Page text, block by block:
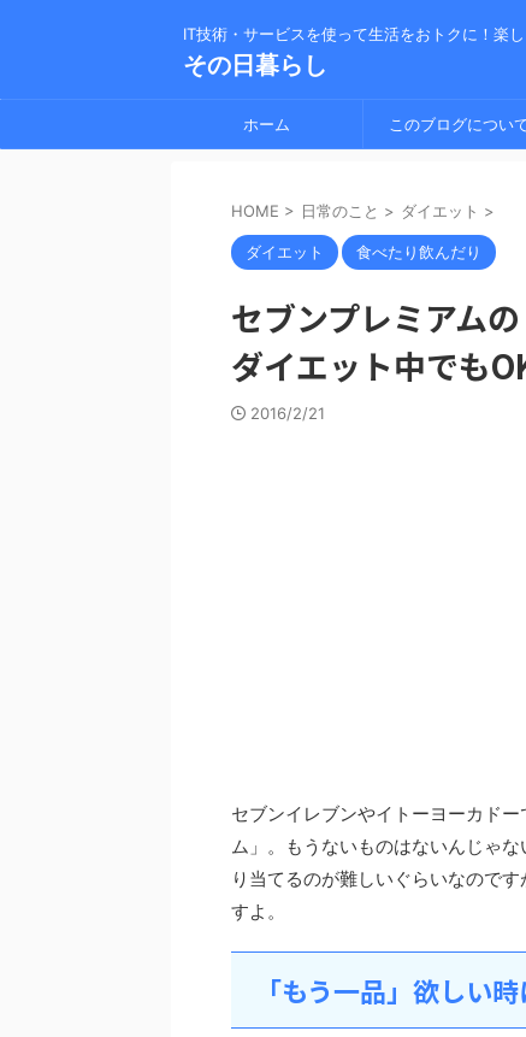
IT技術・サービスを使って生活をおトクに！楽し
その日暮らし
ホーム このブログについ
HOME > 日常のこと > ダイエット >
ダイエット 食べたり飲んだり
セブンプレミアム
ダイエット中でも
2016/2/21
セブンイレブンやイトーヨーカド
ム」。もうないものはないんじゃ
り当てるのが難しいぐらいなので
すよ。
「もう一品」欲しい